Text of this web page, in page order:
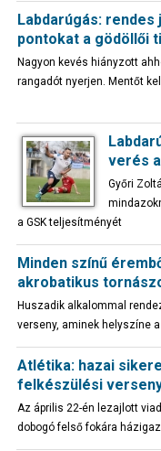
Labdarúgás:
pontokat a gödöllői
Nagyon kevés hiányzott
rangadót nyerjen. Mentőt
verés
Győri
a GSK teljesítményét
Minden színű
akrobatikus
Huszadik alkalommal
verseny, aminek helyszíne
Atlétika: hazai
felkészülési
Az április 22-én lezajlott
dobogó felső fokára